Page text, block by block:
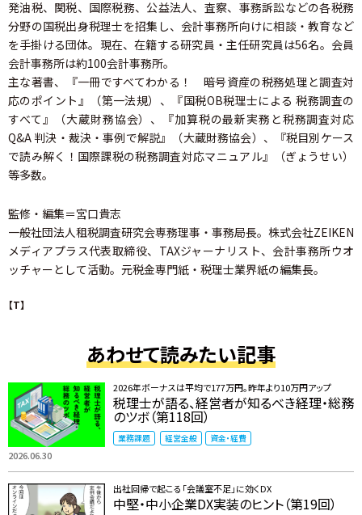
発油税、関税、国際税務、公益法人、査察、事務訴訟などの各税務
分野の国税出身税理士を招集し、会計事務所向けに相談・教育など
を手掛ける団体。現在、在籍する研究員・主任研究員は56名。会員
会計事務所は約100会計事務所。
主な著書、『一冊ですべてわかる！ 暗号資産の税務処理と調査対
応のポイント』（第一法規）、『国税OB税理士による 税務調査の
すべて』（大蔵財務協会）、『加算税の最新実務と税務調査対応
Q&A 判決・裁決・事例で解説』（大蔵財務協会）、『税目別ケース
で読み解く！国際課税の税務調査対応マニュアル』（ぎょうせい）
等多数。
監修・編集＝宮口貴志
一般社団法人租税調査研究会専務理事・事務局長。株式会社ZEIKEN
メディアプラス代表取締役、TAXジャーナリスト、会計事務所ウオ
ッチャーとして活動。元税金専門紙・税理士業界紙の編集長。
【T】
あわせて読みたい記事
2026.06.30
2026年ボーナスは平均で177万円。昨年より10万円アップ
税理士が語る、経営者が知るべき経理・総務
のツボ（第118回）
業務課題 経営全般 資金・経費
出社回帰で起こる「会議室不足」に効くDX
中堅・中小企業DX実装のヒント（第19回）